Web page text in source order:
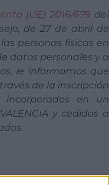
(UE) 2016/679 del
de 27 de abril de
personas físicas en
datos personales y a
le informamos que
de la inscripción
en un
y cedidos a
.